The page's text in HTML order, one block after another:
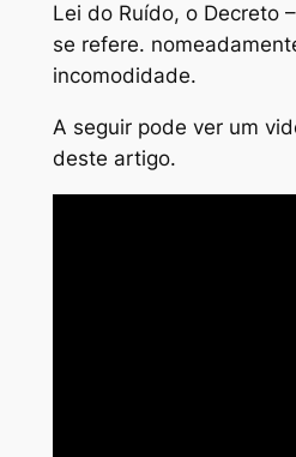
Lei do Ruído, o Decreto
se refere.
incomodidade.
A seguir pode ver um
deste artigo.